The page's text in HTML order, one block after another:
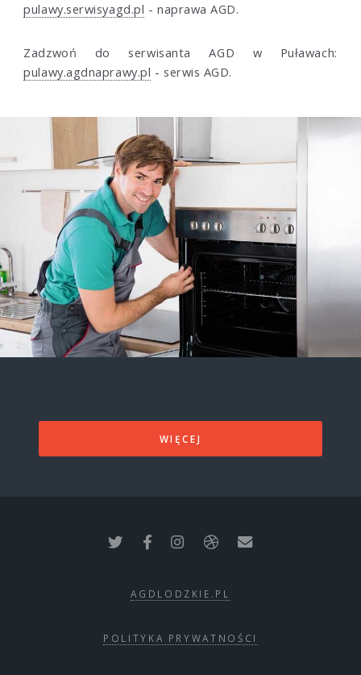
pulawy.serwisyagd.pl - naprawa AGD.
Zadzwoń do serwisanta AGD w Puławach:
pulawy.agdnaprawy.pl - serwis AGD.
WIĘCEJ
AGDLODZKIE.PL
POLITYKA PRYWATNOŚCI